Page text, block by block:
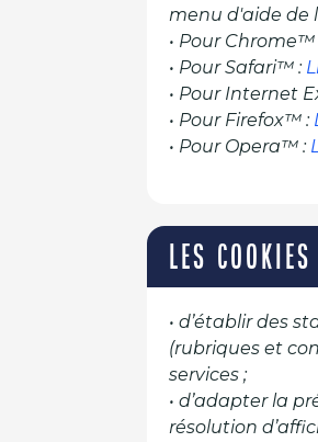
menu d'aide de
• Pour Chrome™
• Pour Safari™ :
• Pour Internet
• Pour Firefox™ :
• Pour Opera™ :
LES
• d’établir des
(rubriques et
services ;
• d’adapter la
résolution